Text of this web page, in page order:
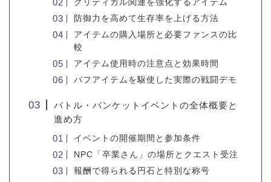
クリティカル関連を強化するアイテム
防御力を高めて生存率を上げる方法
アイテムの購入場所と必要ファンスの比
較
アイテム使用時の注意点と効果時間
バフアイテムを駆使した実際の戦闘デモ
バトル・バンケットイベントの全体概要と
進め方
イベントの開催期間と参加条件
NPC「卒業さん」の場所とクエスト受注
報酬で得られる円石と特別な称号